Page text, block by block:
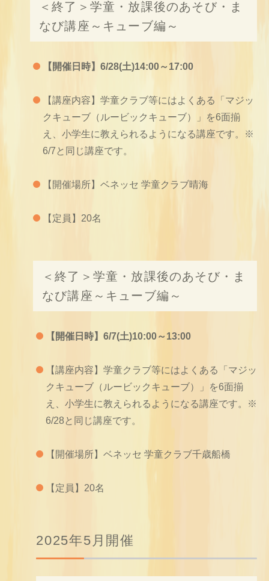
＜終了＞学童・放課後のあそび・ま
なび講座～キューブ編～
【開催日時】6/28(土)14:00～17:00
【講座内容】学童クラブ等にはよくある「マジッ
クキューブ（ルービックキューブ）」を6面揃
え、小学生に教えられるようになる講座です。※
6/7と同じ講座です。
【開催場所】ベネッセ 学童クラブ晴海
【定員】20名
＜終了＞学童・放課後のあそび・ま
なび講座～キューブ編～
【開催日時】6/7(土)10:00～13:00
【講座内容】学童クラブ等にはよくある「マジッ
クキューブ（ルービックキューブ）」を6面揃
え、小学生に教えられるようになる講座です。※
6/28と同じ講座です。
【開催場所】ベネッセ 学童クラブ千歳船橋
【定員】20名
2025年5月開催